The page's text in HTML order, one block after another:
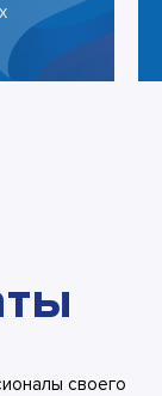
своего